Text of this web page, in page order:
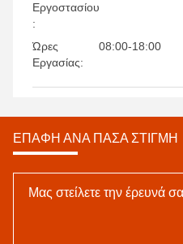
Εργοστασίου
:
Ώρες
Εργασίας:
08:00-18:00
ΕΠΑΦΉ ΑΝΆ ΠΆΣΑ ΣΤΙΓΜΉ